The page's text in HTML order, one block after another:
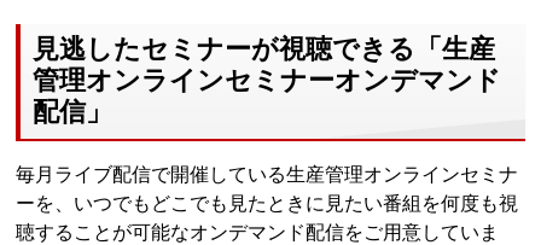
見逃したセミナーが視聴できる「生産
管理オンラインセミナーオンデマンド
配信」
毎月ライブ配信で開催している生産管理オンラインセミナ
ーを、いつでもどこでも見たときに見たい番組を何度も視
聴することが可能なオンデマンド配信をご用意していま